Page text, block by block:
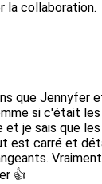
la collaboration.
que Jennyfer
si c'était les
et je sais que
est carré et
👍